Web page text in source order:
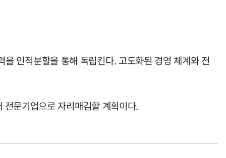
인적분할을 통해 독립킨다. 고도화된 경영 체계와 전
문기업으로 자리매김할 계획이다.